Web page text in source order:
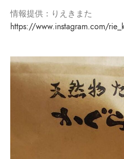
情報提供：りえきまた
https://www.instagram.com/